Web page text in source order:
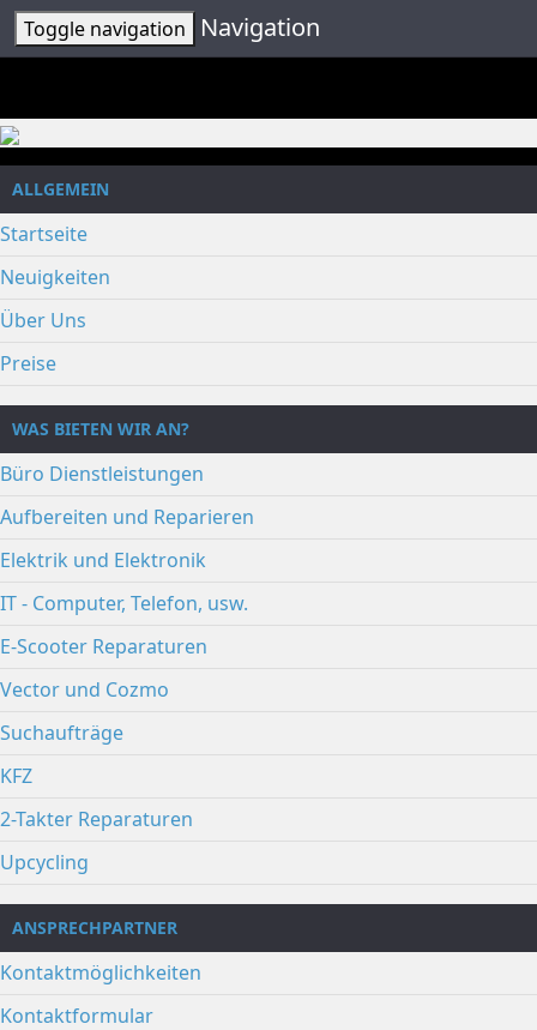
Toggle navigation Navigation
ALLGEMEIN
Startseite
Neuigkeiten
Über Uns
Preise
WAS BIETEN WIR AN?
Büro Dienstleistungen
Aufbereiten und Reparieren
Elektrik und Elektronik
IT - Computer, Telefon, usw.
E-Scooter Reparaturen
Vector und Cozmo
Suchaufträge
KFZ
2-Takter Reparaturen
Upcycling
ANSPRECHPARTNER
Kontaktmöglichkeiten
Kontaktformular